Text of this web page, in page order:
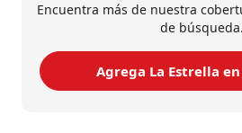
Encuentra más de nuestra
de búsqueda.
Agrega La Estrella